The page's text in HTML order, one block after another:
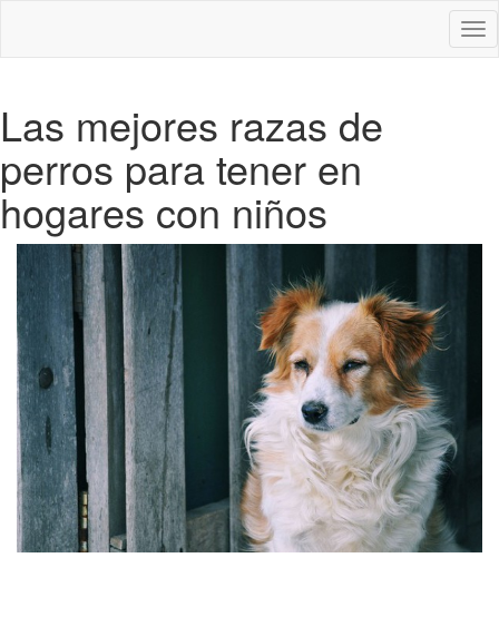
Las mejores razas de
perros para tener en
hogares con niños